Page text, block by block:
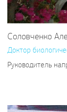
Соловченко
Доктор
Руководитель